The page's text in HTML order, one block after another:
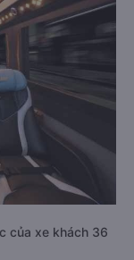
của xe khách 36